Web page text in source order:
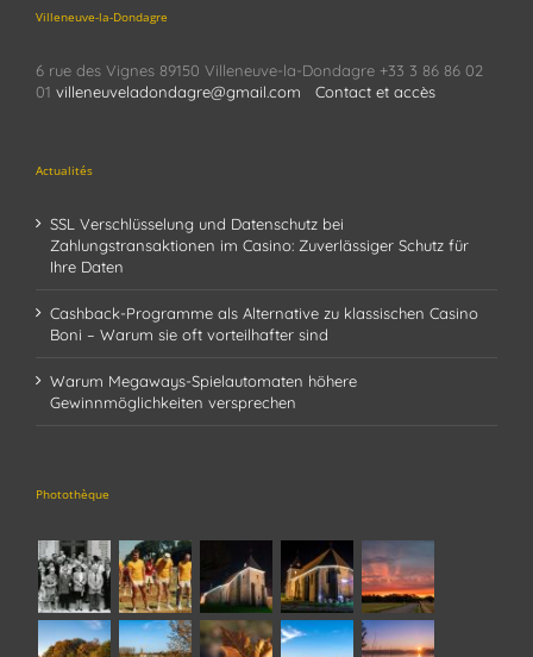
Villeneuve-la-Dondagre
6 rue des Vignes 89150 Villeneuve-la-Dondagre +33 3 86 86 02
01 villeneuveladondagre@gmail.com Contact et accès
Actualités
SSL Verschlüsselung und Datenschutz bei
Zahlungstransaktionen im Casino: Zuverlässiger Schutz für
Ihre Daten
Cashback-Programme als Alternative zu klassischen Casino
Boni – Warum sie oft vorteilhafter sind
Warum Megaways-Spielautomaten höhere
Gewinnmöglichkeiten versprechen
Photothèque